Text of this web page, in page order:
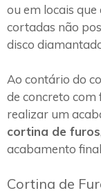
ou em locais
cortadas não
disco
Ao contário do
de concreto com
realizar um
cortina de furos
acabamento
Cortina de